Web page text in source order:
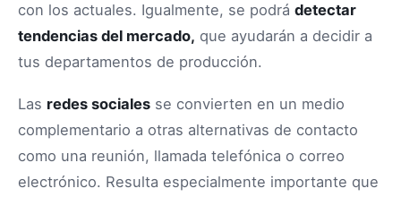
con los actuales. Igualmente, se podrá detectar
tendencias del mercado, que ayudarán a decidir a
tus departamentos de producción.
Las redes sociales se convierten en un medio
complementario a otras alternativas de contacto
como una reunión, llamada telefónica o correo
electrónico. Resulta especialmente importante que